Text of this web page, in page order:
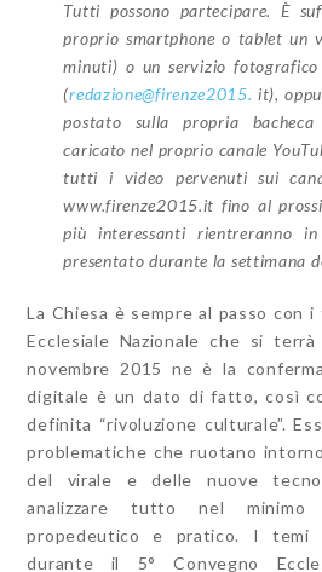
Tutti possono partecipare. È
proprio smartphone o tablet un
minuti) o un servizio
(redazione@firenze2015. it),
postato sulla propria
caricato nel proprio canale
tutti i video pervenuti sui
www.firenze2015.it fino al
più interessanti rientreranno
presentato durante la settimana
La Chiesa è sempre al passo con
Ecclesiale Nazionale che si
novembre 2015 ne è la
digitale è un dato di fatto, così
definita “rivoluzione culturale”.
problematiche che ruotano
del virale e delle nuove
analizzare tutto nel
propedeutico e pratico. I temi
durante il 5° Convegno